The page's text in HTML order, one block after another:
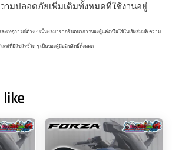
มปลอดภัยเพิ่มเติมทั้งหมดที่ใช้งานอยู่
เหตุการณ์ต่าง ๆ เป็นผลมาจากจินตนาการของผู้แต่งหรือใช้ในเชิงสมมติ ความ
ฑ์ที่มีลิขสิทธิ์ใด ๆ เป็นของผู้ถือลิขสิทธิ์ทั้งหมด